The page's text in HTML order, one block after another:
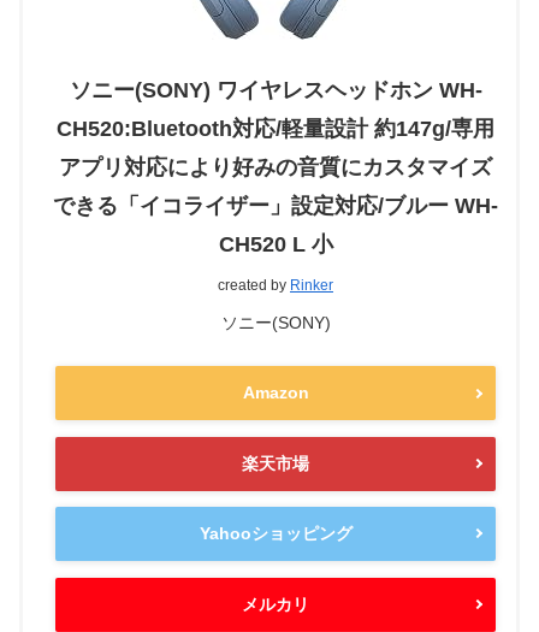
ソニー(SONY) ワイヤレスヘッドホン WH-
CH520:Bluetooth対応/軽量設計 約147g/専用
アプリ対応により好みの音質にカスタマイズ
できる「イコライザー」設定対応/ブルー WH-
CH520 L 小
created by Rinker
ソニー(SONY)
Amazon
楽天市場
Yahooショッピング
メルカリ